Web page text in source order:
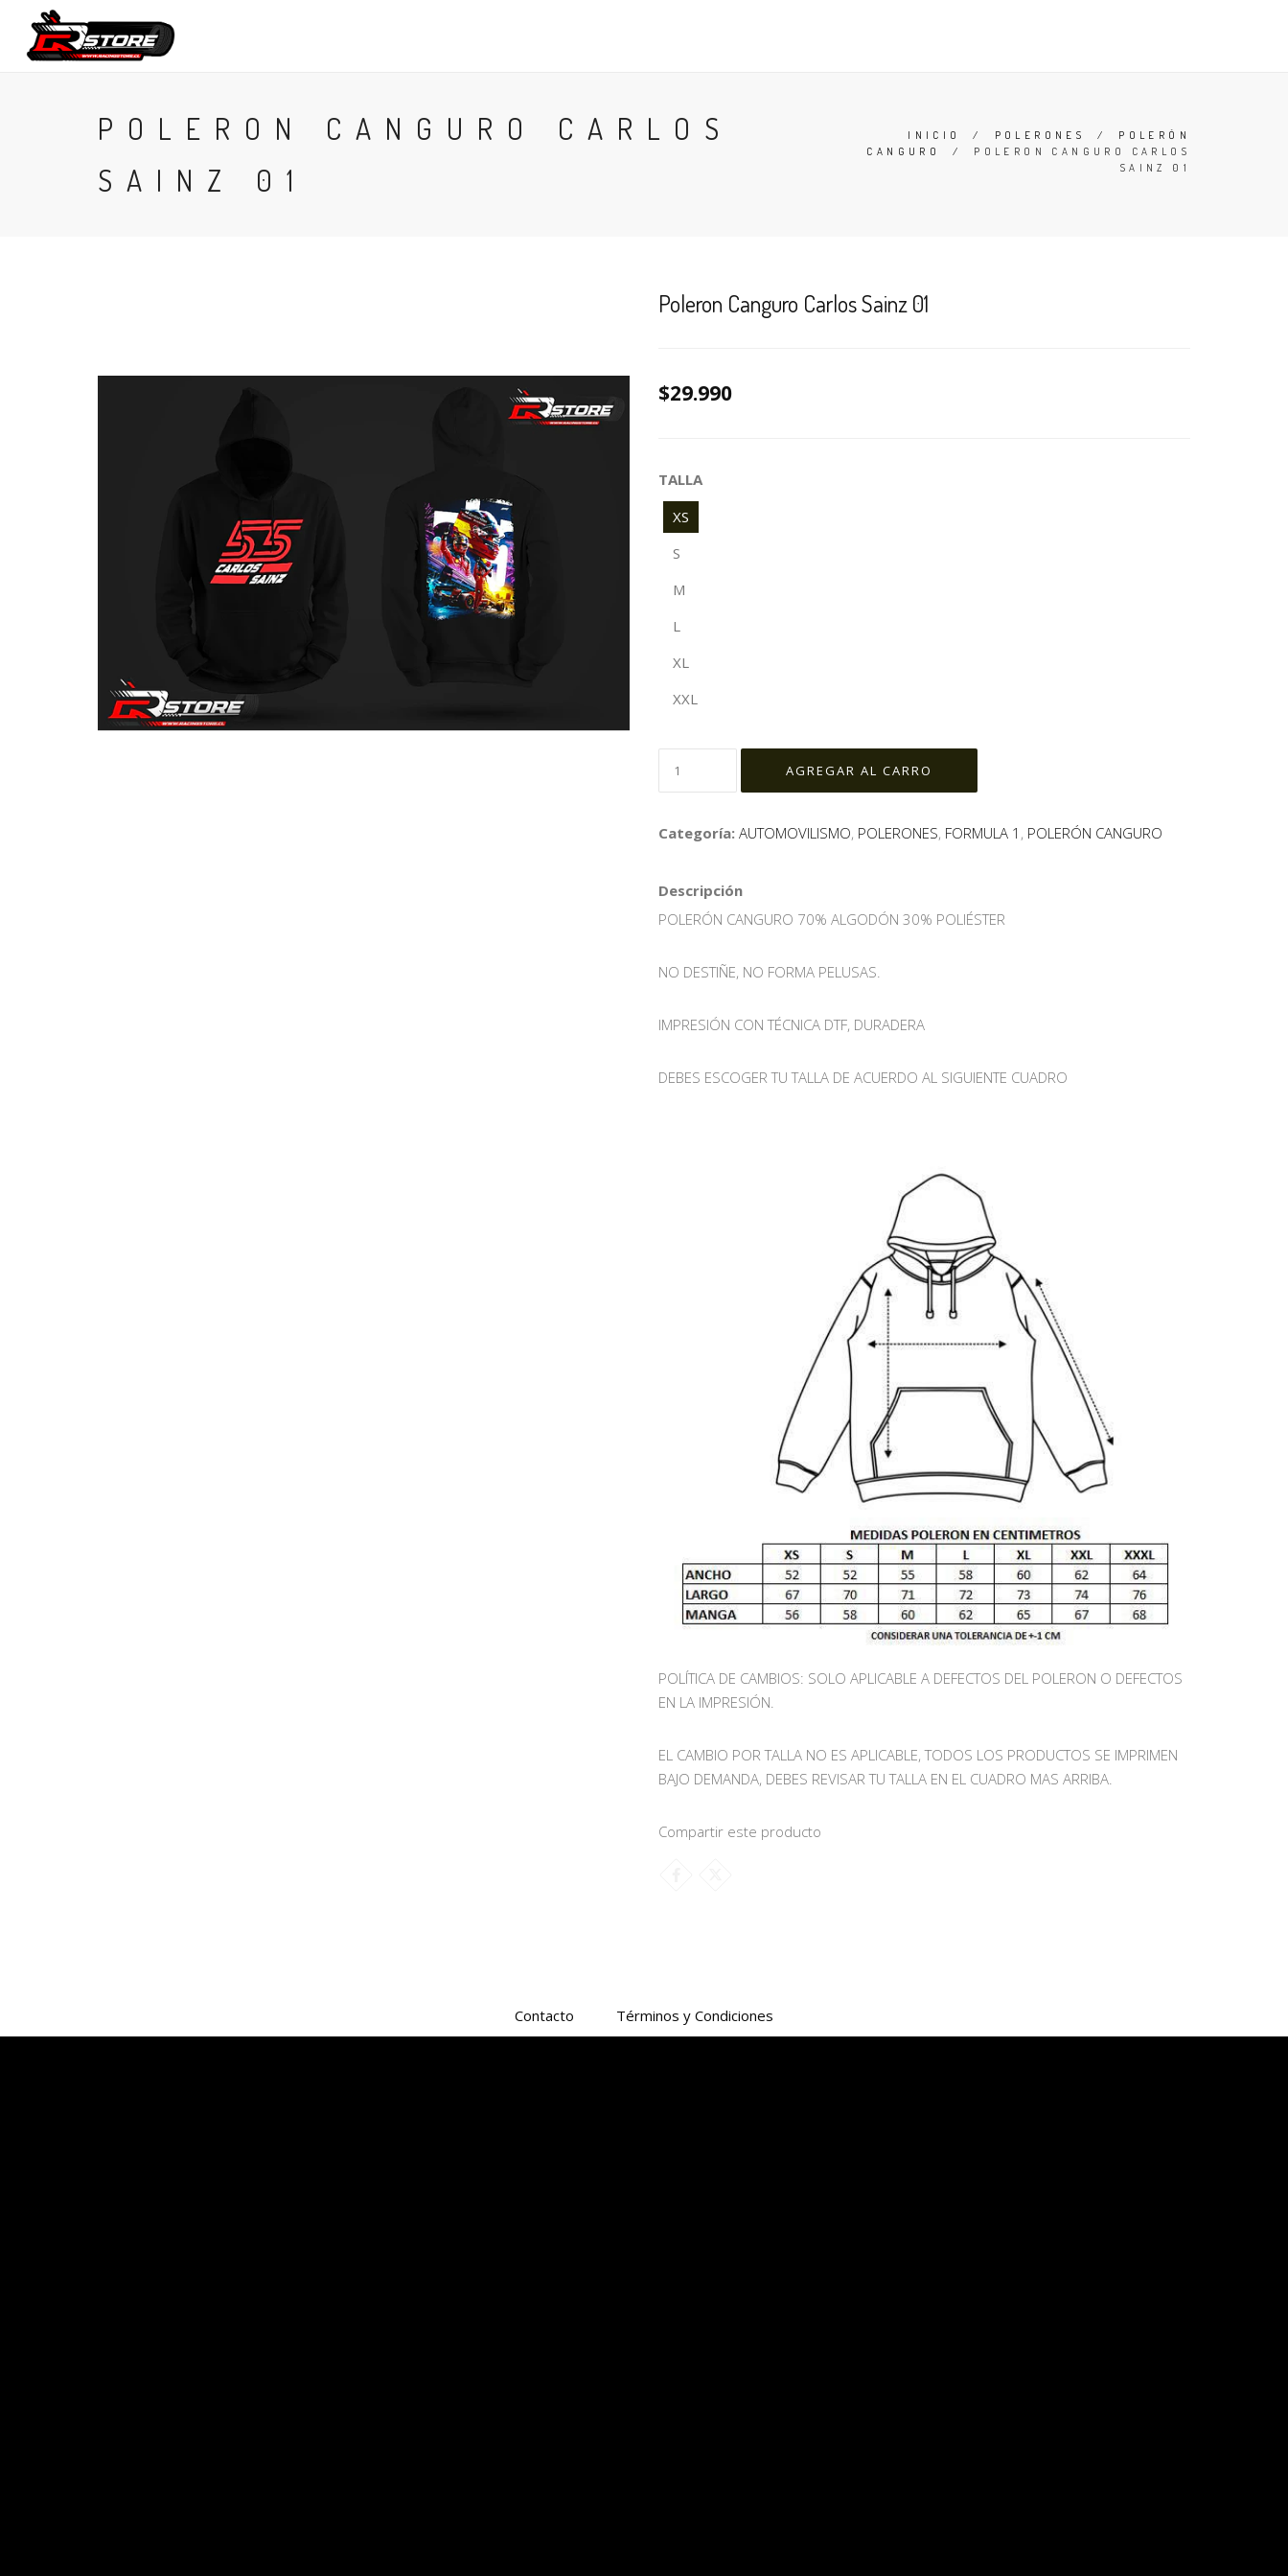
POLERON CANGURO CARLOS
SAINZ 01
INICIO / POLERONES / POLERÓN
CANGURO
/ POLERON CANGURO CARLOS
SAINZ 01
Poleron Canguro Carlos Sainz 01
$29.990
TALLA
XS
S
M
L
XL
XXL
Categoría: AUTOMOVILISMO, POLERONES, FORMULA 1 , POLERÓN CANGURO
Descripción
POLERÓN CANGURO 70% ALGODÓN 30% POLIÉSTER
NO DESTIÑE, NO FORMA PELUSAS.
IMPRESIÓN CON TÉCNICA DTF, DURADERA
DEBES ESCOGER TU TALLA DE ACUERDO AL SIGUIENTE CUADRO
POLÍTICA DE CAMBIOS: SOLO APLICABLE A DEFECTOS DEL POLERON O DEFECTOS
EN LA IMPRESIÓN.
EL CAMBIO POR TALLA NO ES APLICABLE, TODOS LOS PRODUCTOS SE IMPRIMEN
BAJO DEMANDA, DEBES REVISAR TU TALLA EN EL CUADRO MAS ARRIBA.
Compartir este producto
Contacto Términos y Condiciones